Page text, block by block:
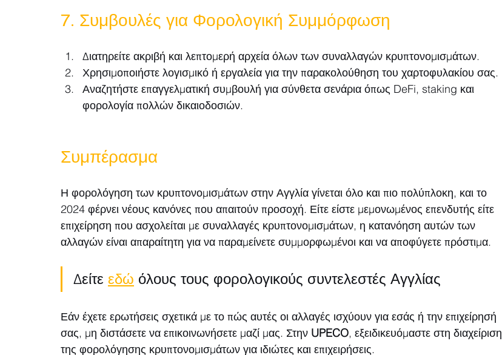
7. Συμβουλές για Φορολογική Συμμόρφωση
Διατηρείτε ακριβή και λεπτομερή αρχεία όλων των συναλλαγών κρυπτονομισμάτων.
Χρησιμοποιήστε λογισμικό ή εργαλεία για την παρακολούθηση του χαρτοφυλακίου σας.
Αναζητήστε επαγγελματική συμβουλή για σύνθετα σενάρια όπως DeFi, staking και
φορολογία πολλών δικαιοδοσιών.
Συμπέρασμα
Η φορολόγηση των κρυπτονομισμάτων στην Αγγλία γίνεται όλο και πιο πολύπλοκη, και το
2024 φέρνει νέους κανόνες που απαιτούν προσοχή. Είτε είστε μεμονωμένος επενδυτής είτε
επιχείρηση που ασχολείται με συναλλαγές κρυπτονομισμάτων, η κατανόηση αυτών των
αλλαγών είναι απαραίτητη για να παραμείνετε συμμορφωμένοι και να αποφύγετε πρόστιμα.
Δείτε εδώ όλους τους φορολογικούς συντελεστές Αγγλίας
Εάν έχετε ερωτήσεις σχετικά με το πώς αυτές οι αλλαγές ισχύουν για εσάς ή την επιχείρησή
σας, μη διστάσετε να επικοινωνήσετε μαζί μας. Στην UPECO, εξειδικευόμαστε στη διαχείριση
της φορολόγησης κρυπτονομισμάτων για ιδιώτες και επιχειρήσεις.